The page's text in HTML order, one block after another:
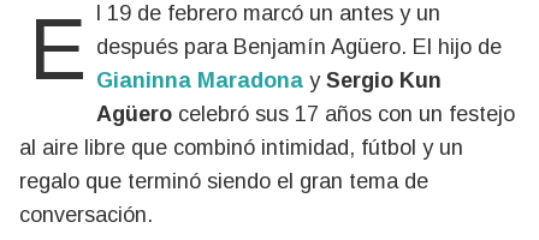
El 19 de febrero marcó un antes y un después para Benjamín Agüero. El hijo de
Gianinna Maradona y Sergio Kun
Agüero celebró sus 17 años con un festejo
al aire libre que combinó intimidad, fútbol y un
regalo que terminó siendo el gran tema de
conversación.